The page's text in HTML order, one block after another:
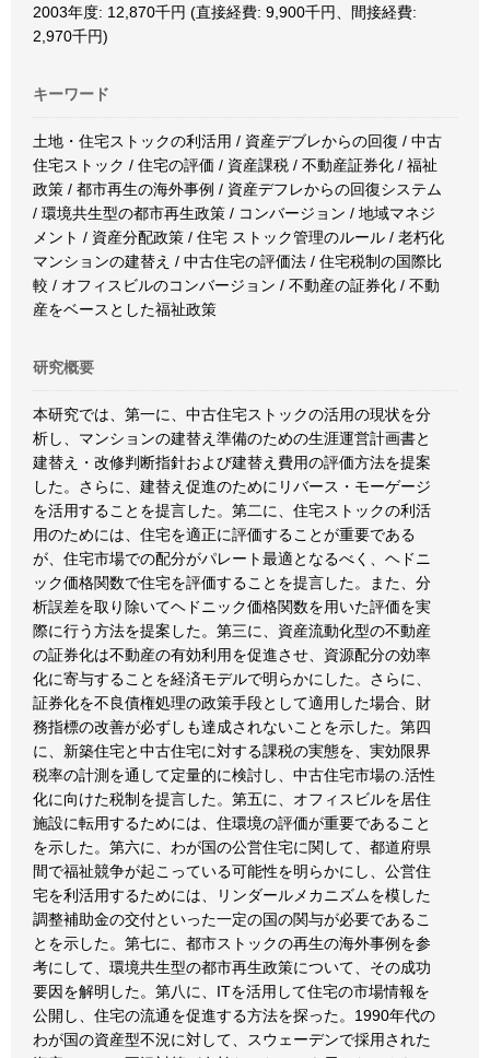
2003年度: 12,870千円 (直接経費: 9,900千円、間接経費:
2,970千円)
キーワード
土地・住宅ストックの利活用 / 資産デブレからの回復 / 中古
住宅ストック / 住宅の評価 / 資産課税 / 不動産証券化 / 福祉
政策 / 都市再生の海外事例 / 資産デフレからの回復システム
/ 環境共生型の都市再生政策 / コンバージョン / 地域マネジ
メント / 資産分配政策 / 住宅 ストック管理のルール / 老朽化
マンションの建替え / 中古住宅の評価法 / 住宅税制の国際比
較 / オフィスビルのコンバージョン / 不動産の証券化 / 不動
産をベースとした福祉政策
研究概要
本研究では、第一に、中古住宅ストックの活用の現状を分
析し、マンションの建替え準備のための生涯運営計画書と
建替え・改修判断指針および建替え費用の評価方法を提案
した。さらに、建替え促進のためにリバース・モーゲージ
を活用することを提言した。第二に、住宅ストックの利活
用のためには、住宅を適正に評価することが重要である
が、住宅市場での配分がパレート最適となるべく、ヘドニ
ック価格関数で住宅を評価することを提言した。また、分
析誤差を取り除いてヘドニック価格関数を用いた評価を実
際に行う方法を提案した。第三に、資産流動化型の不動産
の証券化は不動産の有効利用を促進させ、資源配分の効率
化に寄与することを経済モデルで明らかにした。さらに、
証券化を不良債権処理の政策手段として適用した場合、財
務指標の改善が必ずしも達成されないことを示した。第四
に、新築住宅と中古住宅に対する課税の実態を、実効限界
税率の計測を通して定量的に検討し、中古住宅市場の.活性
化に向けた税制を提言した。第五に、オフィスビルを居住
施設に転用するためには、住環境の評価が重要であること
を示した。第六に、わが国の公営住宅に関して、都道府県
間で福祉競争が起こっている可能性を明らかにし、公営住
宅を利活用するためには、リンダールメカニズムを模した
調整補助金の交付といった一定の国の関与が必要であるこ
とを示した。第七に、都市ストックの再生の海外事例を参
考にして、環境共生型の都市再生政策について、その成功
要因を解明した。第八に、ITを活用して住宅の市場情報を
公開し、住宅の流通を促進する方法を探った。1990年代の
わが国の資産型不況に対して、スウェーデンで採用された